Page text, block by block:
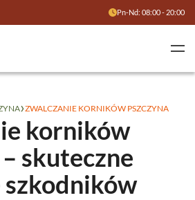
Pn-Nd: 08:00 - 20:00
›ZWALCZANIE KORNIKÓW PSZCZYNA
korników
skuteczne
szkodników